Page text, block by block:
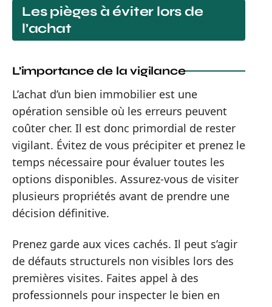
Les pièges à éviter lors de
l’achat
L’importance de la vigilance
L’achat d’un bien immobilier est une
opération sensible où les erreurs peuvent
coûter cher. Il est donc primordial de rester
vigilant. Évitez de vous précipiter et prenez le
temps nécessaire pour évaluer toutes les
options disponibles. Assurez-vous de visiter
plusieurs propriétés avant de prendre une
décision définitive.
Prenez garde aux vices cachés. Il peut s’agir
de défauts structurels non visibles lors des
premières visites. Faites appel à des
professionnels pour inspecter le bien en